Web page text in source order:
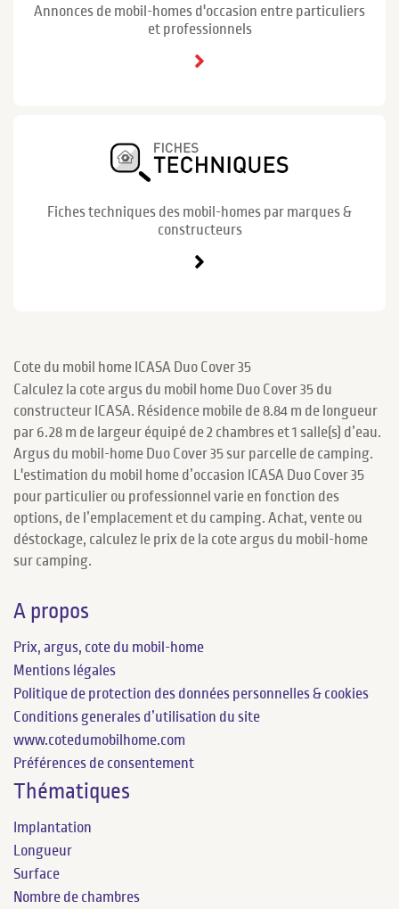
Annonces de mobil-homes d'occasion entre particuliers
et professionnels
Fiches techniques des mobil-homes par marques &
constructeurs
Cote du mobil home ICASA Duo Cover 35
Calculez la cote argus du mobil home Duo Cover 35 du
constructeur ICASA. Résidence mobile de 8.84 m de longueur
par 6.28 m de largeur équipé de 2 chambres et 1 salle(s) d’eau.
Argus du mobil-home Duo Cover 35 sur parcelle de camping.
L'estimation du mobil home d’occasion ICASA Duo Cover 35
pour particulier ou professionnel varie en fonction des
options, de l’emplacement et du camping. Achat, vente ou
déstockage, calculez le prix de la cote argus du mobil-home
sur camping.
A propos
Prix, argus, cote du mobil-home
Mentions légales
Politique de protection des données personnelles & cookies
Conditions generales d’utilisation du site
www.cotedumobilhome.com
Préférences de consentement
Thématiques
Implantation
Longueur
Surface
Nombre de chambres